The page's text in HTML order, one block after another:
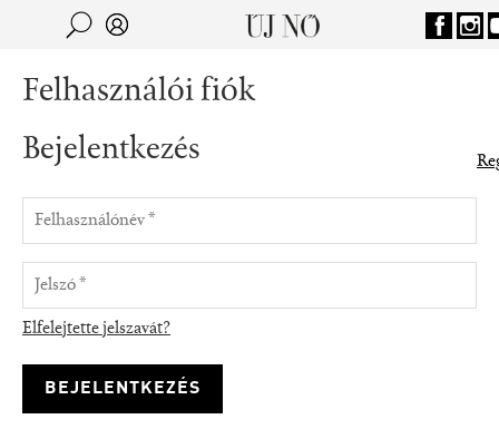
Jump to navigation
Keresés
Felhasználói fiók
Bejelentkezés
Elfelejtette jelszavát?